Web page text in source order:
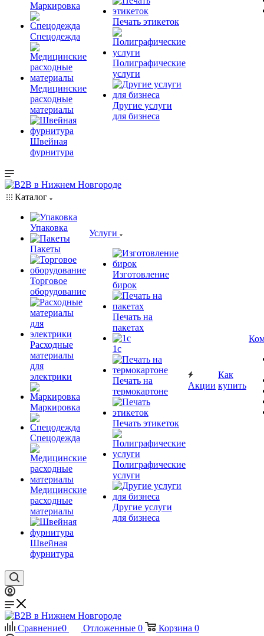
Маркировка
Спецодежда
Медицинские
расходные
материалы
Швейная
фурнитура
Печать этикеток
Полиграфические
услуги
Другие услуги
для бизнеса
Каталог
Упаковка
Пакеты
Торговое
оборудование
Расходные
материалы
для
электрики
Маркировка
Спецодежда
Медицинские
расходные
материалы
Швейная
фурнитура
Услуги
Изготовление
бирок
Печать на
пакетах
1c
Печать на
термокартоне
Печать этикеток
Полиграфические
услуги
Другие услуги
для бизнеса
Акции
Как
купить
Сравнение0 Отложенные 0 Корзина 0